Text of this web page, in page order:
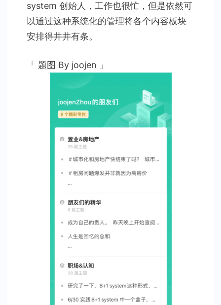
system 创始人，工作也很忙，但是依然可
以通过这种系统化的管理将各个内容板块
安排得井井有条。
「 题图 By joojen 」